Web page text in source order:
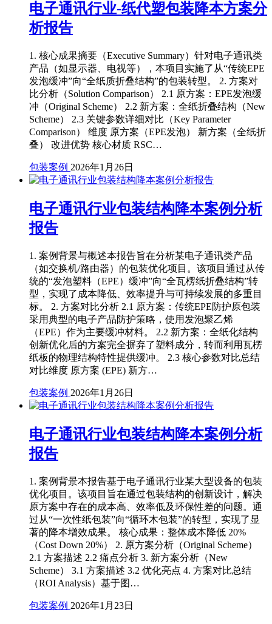
电子通讯行业-纸代塑包装降本方案分
析报告
1. 核心成果摘要（Executive Summary）针对电子通讯类
产品（如显示器、电视等），本项目实施了从“传统EPE
发泡缓冲”向“全纸质折叠结构”的包装转型。 2. 方案对
比分析（Solution Comparison） 2.1 原方案：EPE发泡缓
冲（Original Scheme） 2.2 新方案：全纸折叠结构（New
Scheme） 2.3 关键参数详细对比（Key Parameter
Comparison） 维度 原方案（EPE发泡） 新方案（全纸折
叠） 改进优势 核心材质 RSC…
包装案例 2026年1月26日
电子通讯行业包装结构降本案例分析
报告
1. 案例背景与概述本报告旨在分析某电子通讯类产品
（如交换机/路由器）的包装优化项目。该项目通过从传
统的“发泡塑料（EPE）缓冲”向“全瓦楞纸折叠结构”转
型，实现了成本降低、效率提升与可持续发展的多重目
标。 2. 方案对比分析 2.1 原方案：传统EPE防护原包装
采用典型的电子产品防护策略，使用发泡聚乙烯
（EPE）作为主要缓冲材料。 2.2 新方案：全纸化结构
创新优化后的方案完全摒弃了塑料成分，转而利用瓦楞
纸板的物理结构特性提供缓冲。 2.3 核心参数对比总结
对比维度 原方案 (EPE) 新方…
包装案例 2026年1月26日
电子通讯行业包装结构降本案例分析
报告
1. 案例背景本报告基于电子通讯行业某大型设备的包装
优化项目。该项目旨在通过包装结构的创新设计，解决
原方案中存在的成本高、效率低及环保性差的问题。通
过从“一次性纸包装”向“循环木包装”的转型，实现了显
著的降本增效成果。 核心成果：整体成本降低 20%
（Cost Down 20%） 2. 原方案分析（Original Scheme）
2.1 方案描述 2.2 痛点分析 3. 新方案分析（New
Scheme） 3.1 方案描述 3.2 优化亮点 4. 方案对比总结
（ROI Analysis）基于图…
包装案例 2026年1月23日